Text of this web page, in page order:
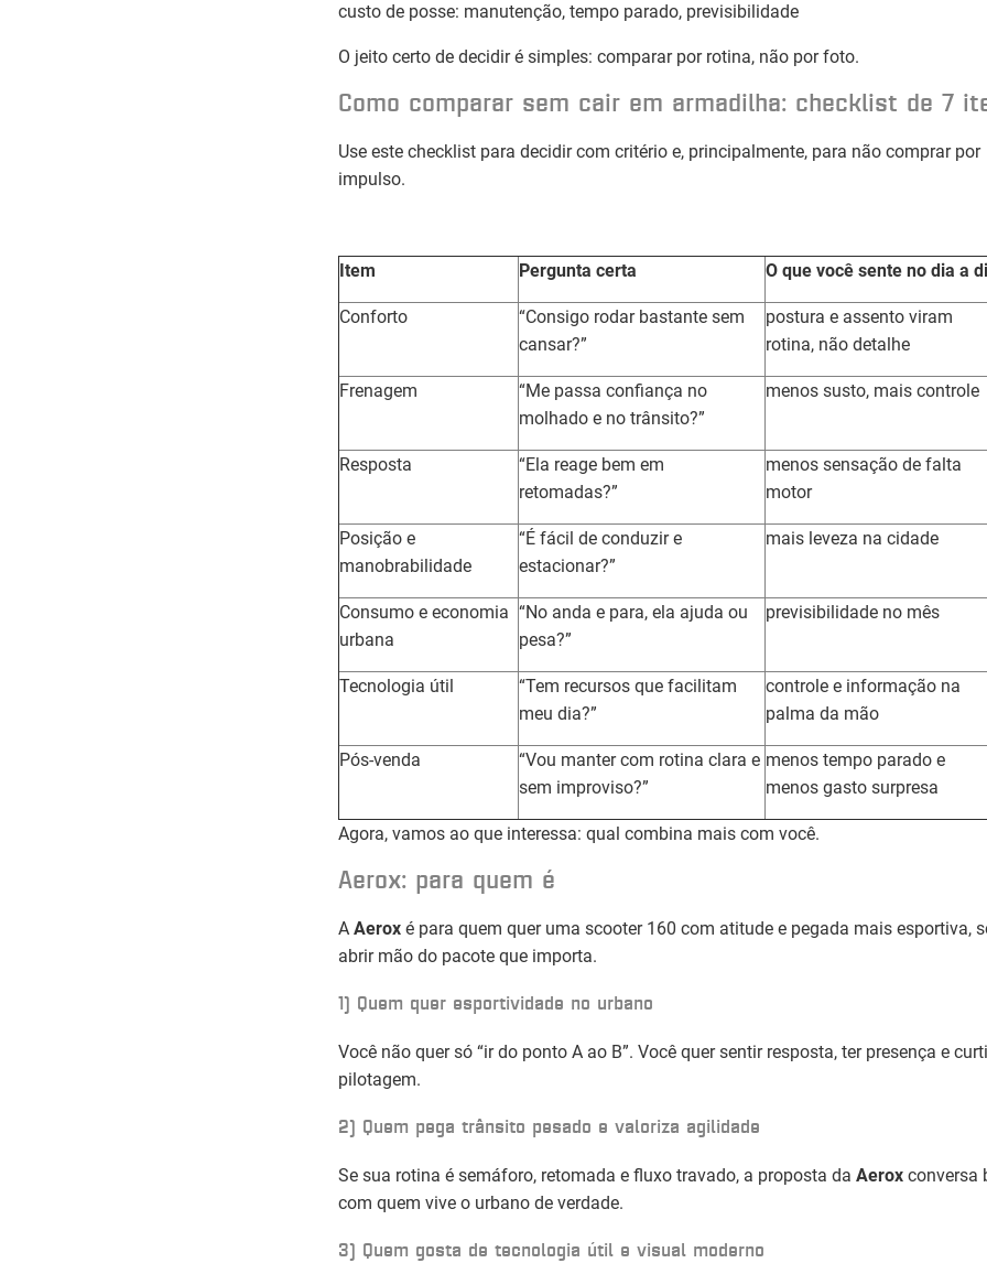
custo de posse: manutenção, tempo parado, previsibilidade
O jeito certo de decidir é simples: comparar por rotina, não por foto.
Como comparar sem cair em armadilha: checklist de 7
Use este checklist para decidir com critério e, principalmente, para não comprar por
impulso.
Item Pergunta certa O que você sente no dia a
Conforto
“Consigo rodar bastante sem
cansar?”
postura e assento viram
rotina, não detalhe
Frenagem
“Me passa confiança no
molhado e no trânsito?”
menos susto, mais controle
Resposta
“Ela reage bem em
retomadas?”
menos sensação de falta
motor
Posição e
manobrabilidade
“É fácil de conduzir e
estacionar?”
mais leveza na cidade
Consumo e economia
urbana
“No anda e para, ela ajuda ou
pesa?”
previsibilidade no mês
Tecnologia útil
“Tem recursos que facilitam
meu dia?”
controle e informação na
palma da mão
Pós-venda
“Vou manter com rotina clara e
sem improviso?”
menos tempo parado e
menos gasto surpresa
Agora, vamos ao que interessa: qual combina mais com você.
Aerox: para quem é
A Aerox é para quem quer uma scooter 160 com atitude e pegada mais esportiva,
abrir mão do pacote que importa.
1) Quem quer esportividade no urbano
Você não quer só “ir do ponto A ao B”. Você quer sentir resposta, ter presença e
pilotagem.
2) Quem pega trânsito pesado e valoriza agilidade
Se sua rotina é semáforo, retomada e fluxo travado, a proposta da Aerox conversa
com quem vive o urbano de verdade.
3) Quem gosta de tecnologia útil e visual moderno